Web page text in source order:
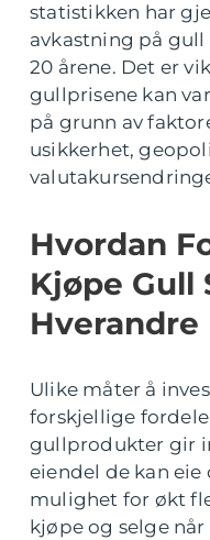
statistikken har
avkastning på
20 årene. Det er
gullprisene kan
på grunn av
usikkerhet,
Hvordan
Kjøpe Gull
Hverandre
Ulike måter å
forskjellige
gullprodukter gir
eiendel de kan eie
mulighet for økt
kjøpe og selge